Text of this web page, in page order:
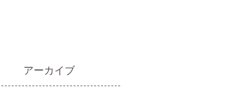
​アーカイブ